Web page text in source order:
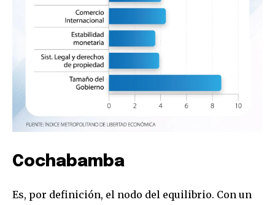
Cochabamba
Es, por definición, el nodo del equilibrio. Con un